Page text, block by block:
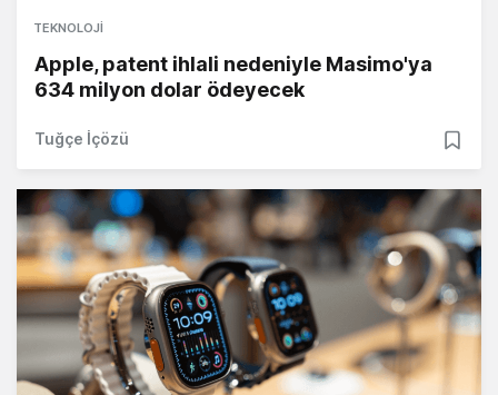
TEKNOLOJI
Apple, patent ihlali nedeniyle Masimo'ya
634 milyon dolar ödeyecek
Tuğçe İçözü